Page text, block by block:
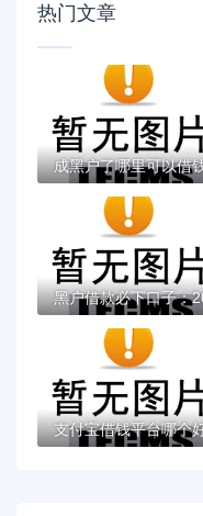
热门文章